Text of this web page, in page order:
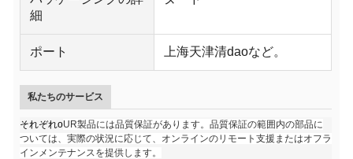
細
ポート 上海天津清daoなど。
私たちのサービス
それぞれoUR製品には品質保証があります。品質保証の範囲内の部品に
ついては、実際の状況に応じて、オンラインのリモート支援またはオフラ
インメンテナンスを提供します。